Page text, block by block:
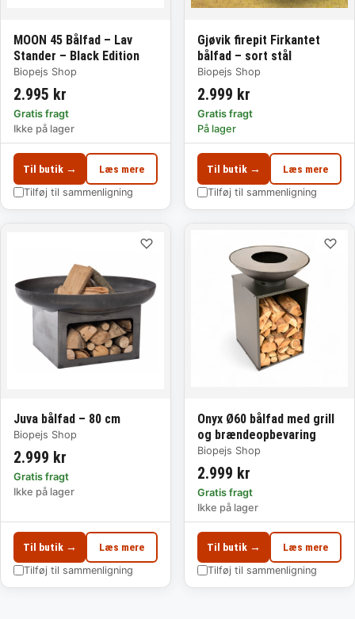
MOON 45 Bålfad – Lav
Stander – Black Edition
Biopejs Shop
2.995 kr
Gratis fragt
Ikke på lager
Til butik → Læs mere
Tilføj til sammenligning
Gjøvik firepit Firkantet
bålfad – sort stål
Biopejs Shop
2.999 kr
Gratis fragt
På lager
Til butik → Læs mere
Tilføj til sammenligning
♡
Juva bålfad – 80 cm
Biopejs Shop
2.999 kr
Gratis fragt
Ikke på lager
Til butik → Læs mere
Tilføj til sammenligning
♡
Onyx Ø60 bålfad med grill
og brændeopbevaring
Biopejs Shop
2.999 kr
Gratis fragt
Ikke på lager
Til butik → Læs mere
Tilføj til sammenligning